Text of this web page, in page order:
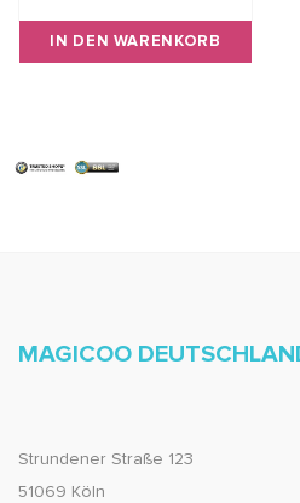
IN DEN WARENKORB
MAGICOO
Strundener Straße 123
51069 Köln